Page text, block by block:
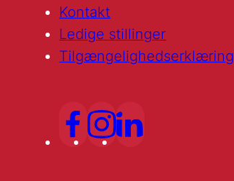
Kontakt
Ledige stillinger
Tilgængelighedserklæring